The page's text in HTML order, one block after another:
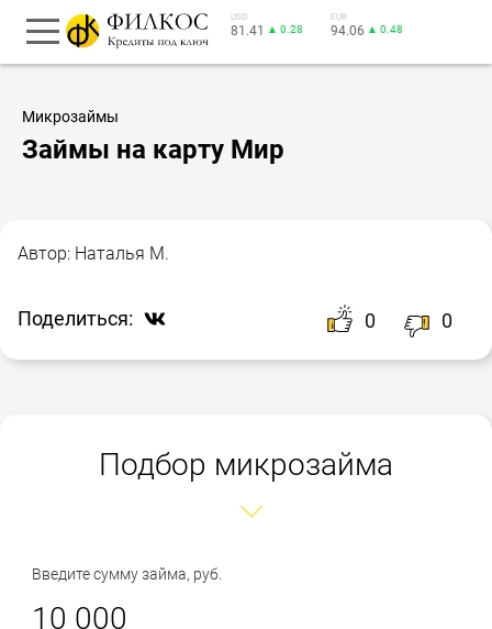
USD
81.41 ▲ 0.28
EUR
94.06 ▲ 0.48
Микрозаймы
Займы на карту Мир
Автор: Наталья М.
Поделиться: 0 0
Подбор микрозайма
Введите сумму займа, руб.